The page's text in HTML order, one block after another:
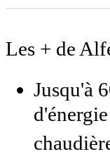
Les + de
Jusqu'à